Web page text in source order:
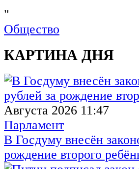
"
Общество
КАРТИНА ДНЯ
Августа 2026 11:47
Парламент
В Госдуму внесён
рождение второго